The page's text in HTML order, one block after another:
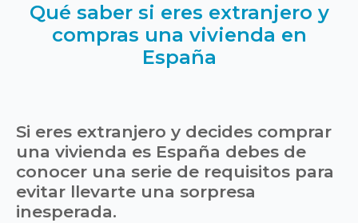
Qué saber si eres extranjero y
compras una vivienda en
España
Si eres extranjero y decides comprar
una vivienda es España debes de
conocer una serie de requisitos para
evitar llevarte una sorpresa
inesperada.